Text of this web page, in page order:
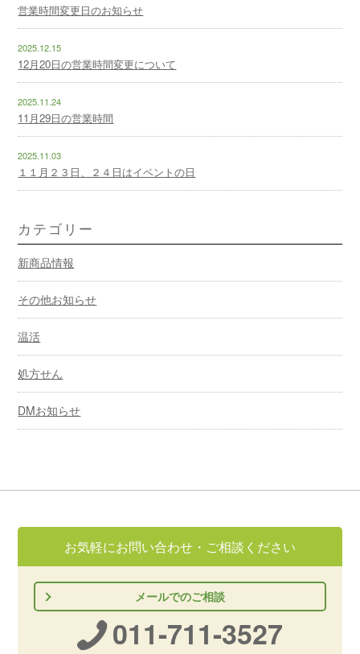
営業時間変更日のお知らせ
2025.12.15
12月20日の営業時間変更について
2025.11.24
11月29日の営業時間
2025.11.03
１１月２３日、２４日はイベントの日
カテゴリー
新商品情報
その他お知らせ
温活
処方せん
DMお知らせ
お気軽にお問い合わせ・ご相談ください
メールでのご相談
011-711-3527